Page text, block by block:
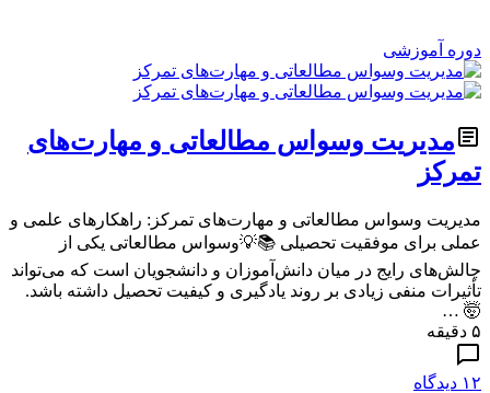
دوره آموزشی
مدیریت وسواس مطالعاتی و مهارت‌های
تمرکز
مدیریت وسواس مطالعاتی و مهارت‌های تمرکز: راهکارهای علمی و
عملی برای موفقیت تحصیلی 📚💡وسواس مطالعاتی یکی از
چالش‌های رایج در میان دانش‌آموزان و دانشجویان است که می‌تواند
تأثیرات منفی زیادی بر روند یادگیری و کیفیت تحصیل داشته باشد.
🤯 …
۵ دقیقه
۱۲ دیدگاه